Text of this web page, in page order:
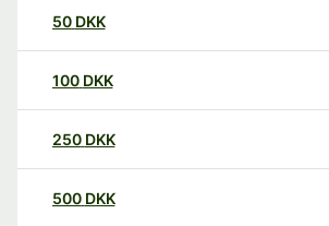
50 DKK
100 DKK
250 DKK
500 DKK